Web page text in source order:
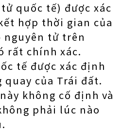
quốc tế) được xác
hợp thời gian của
nguyên tử trên
rất chính xác.
tế được xác định
quay của Trái đất.
không cố định và
phải lúc nào